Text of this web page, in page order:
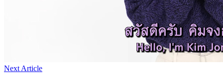
Next Article